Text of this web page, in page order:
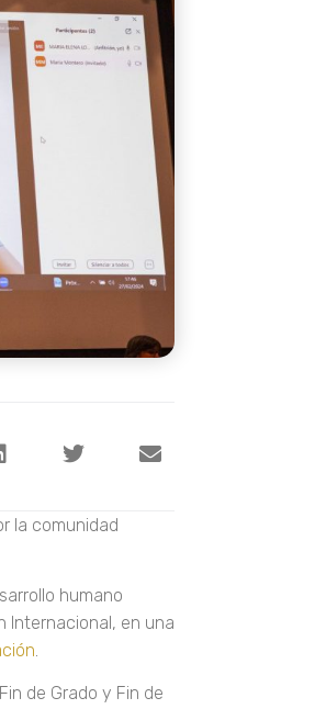
la comunidad
humano
Internacional, en una
.
de Grado y Fin de